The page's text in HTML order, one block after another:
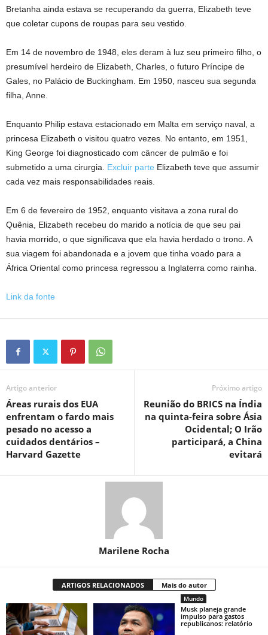
Bretanha ainda estava se recuperando da guerra, Elizabeth teve
que coletar cupons de roupas para seu vestido.
Em 14 de novembro de 1948, eles deram à luz seu primeiro filho, o
presumível herdeiro de Elizabeth, Charles, o futuro Príncipe de
Gales, no Palácio de Buckingham. Em 1950, nasceu sua segunda
filha, Anne.
Enquanto Philip estava estacionado em Malta em serviço naval, a
princesa Elizabeth o visitou quatro vezes. No entanto, em 1951,
King George foi diagnosticado com câncer de pulmão e foi
submetido a uma cirurgia. Excluir parte Elizabeth teve que assumir
cada vez mais responsabilidades reais.
Em 6 de fevereiro de 1952, enquanto visitava a zona rural do
Quênia, Elizabeth recebeu do marido a notícia de que seu pai
havia morrido, o que significava que ela havia herdado o trono. A
sua viagem foi abandonada e a jovem que tinha voado para a
África Oriental como princesa regressou a Inglaterra como rainha.
Link da fonte
Artigo anterior
Áreas rurais dos EUA
enfrentam o fardo mais
pesado no acesso a
cuidados dentários –
Harvard Gazette
Próximo artigo
Reunião do BRICS na Índia
na quinta-feira sobre Ásia
Ocidental; O Irão
participará, a China
evitará
Marilene Rocha
ARTIGOS RELACIONADOS Mais do autor
Mundo
Musk planeja grande
impulso para gastos
republicanos: relatório